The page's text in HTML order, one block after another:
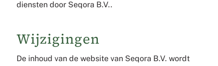
diensten door Seqora B.V..
Wijzigingen
De inhoud van de website van Seqora B.V. wordt